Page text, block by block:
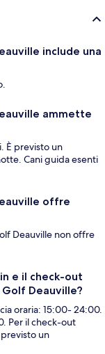
include una
ammette
È previsto un
Cani guida esenti
offre
Deauville non offre
e il check-out
Deauville?
oraria: 15:00- 24:00.
Per il check-out
un